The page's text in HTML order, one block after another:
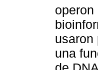
operon
usaron
una